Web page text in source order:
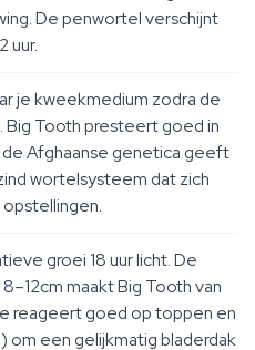
De penwortel verschijnt
uur.
je kweekmedium zodra de
Big Tooth presteert goed in
Afghaanse genetica geeft
wortelsysteem dat zich
groei 18 uur licht. De
maakt Big Tooth van
reageert goed op toppen en
om een gelijkmatig bladerdak